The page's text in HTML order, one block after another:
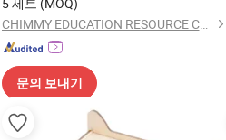
CHIMMY EDUCATION RESOURCE CO., LTD.
문의 보내기